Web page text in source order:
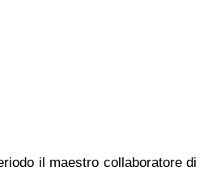
il maestro collaboratore di